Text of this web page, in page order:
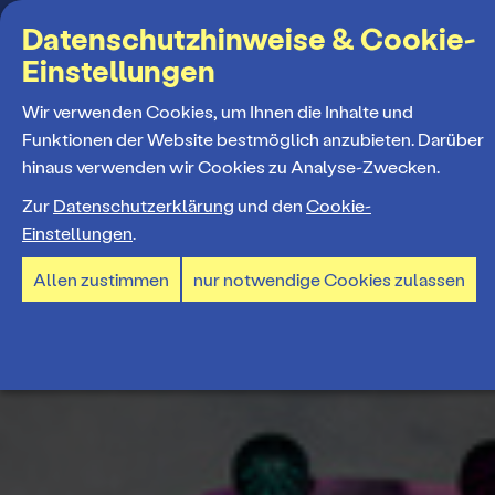
Suchbegriff
MENÜ
Programm
Spielplan
Spielzeiteröffnung
Tickets und Abos
Ticketpreise & Saalplan
Mitmachen
Datenschutzhinweise & Cookie-
Einstellungen
Wir verwenden Cookies, um Ihnen die Inhalte und
Funktionen der Website bestmöglich anzubieten. Darüber
hinaus verwenden wir Cookies zu Analyse-Zwecken.
Zur Datenschutzerklärung und den Cookie-
Einstellungen.
Allen zustimmen nur notwendige Cookies zulassen